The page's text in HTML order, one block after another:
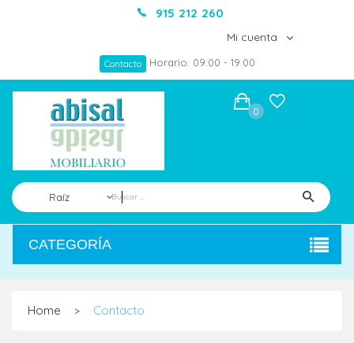
915 212 260
Mi cuenta
Contacto Horario: 09:00 - 19:00
Raíz
0
CATEGORÍA
Home > Contacto